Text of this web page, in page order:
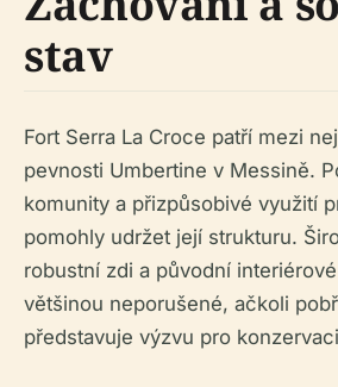
stav
Fort Serra La Croce patří mezi
pevnosti Umbertine v Messině.
komunity a přizpůsobivé využití
pomohly udržet její strukturu.
robustní zdi a původní
většinou neporušené, ačkoli
představuje výzvu pro